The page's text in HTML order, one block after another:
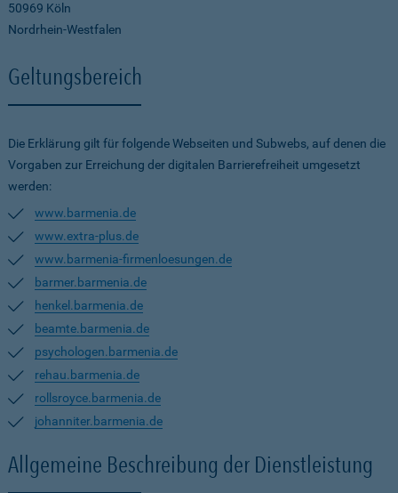
50969 Köln
Nordrhein-Westfalen
Geltungsbereich
Die Erklärung gilt für folgende Webseiten und Subwebs, auf denen die
Vorgaben zur Erreichung der digitalen Barrierefreiheit umgesetzt
werden:
www.barmenia.de
www.extra-plus.de
www.barmenia-firmenloesungen.de
barmer.barmenia.de
henkel.barmenia.de
beamte.barmenia.de
psychologen.barmenia.de
rehau.barmenia.de
rollsroyce.barmenia.de
johanniter.barmenia.de
Allgemeine Beschreibung der Dienstleistung